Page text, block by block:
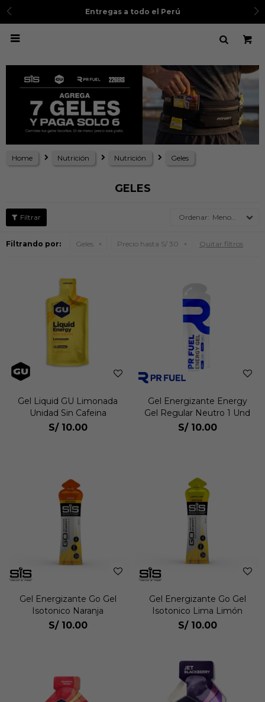
Entregas a todo el Perú

Home Nutrición Nutrición Geles
GELES
Menor precio
Filtrando por: Geles Precio hasta S/ 30 Quitar filtros
Gel Liquid GU Limonada
Unidad Sin Cafeina
S/ 10.00
Gel Energizante Energy
Gel Regular Neutro 1 Und
S/ 10.00
Gel Energizante Go Gel
Isotonico Naranja
S/ 10.00
Gel Energizante Go Gel
Isotonico Lima Limón
S/ 10.00